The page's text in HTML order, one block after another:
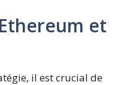
et
il est crucial de